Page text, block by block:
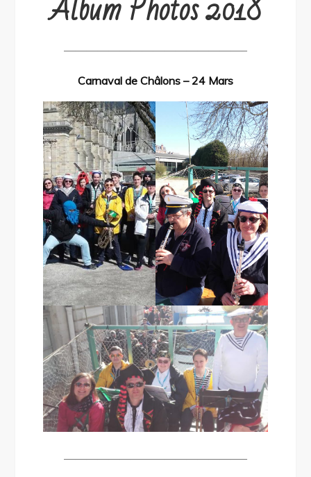
————————————————–
Carnaval de Châlons – 24 Mars
————————————————–